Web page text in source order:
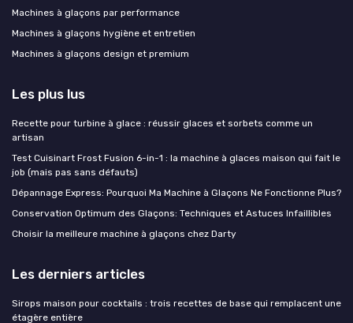
Machines à glaçons par performance
Machines à glaçons hygiène et entretien
Machines à glaçons design et premium
Les plus lus
Recette pour turbine à glace : réussir glaces et sorbets comme un
artisan
Test Cuisinart Frost Fusion 6-in-1 : la machine à glaces maison qui fait le
job (mais pas sans défauts)
Dépannage Express: Pourquoi Ma Machine à Glaçons Ne Fonctionne Plus?
Conservation Optimum des Glaçons: Techniques et Astuces Infaillibles
Choisir la meilleure machine à glaçons chez Darty
Les derniers articles
Sirops maison pour cocktails : trois recettes de base qui remplacent une
étagère entière